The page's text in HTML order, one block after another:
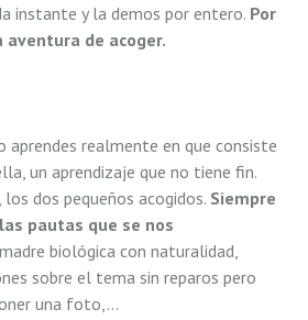
instante y la demos por entero. Por
de acoger.
aprendes realmente en que consiste
un aprendizaje que no tiene fin.
dos pequeños acogidos. Siempre
pautas que se nos
biológica con naturalidad,
sobre el tema sin reparos pero
una foto,…